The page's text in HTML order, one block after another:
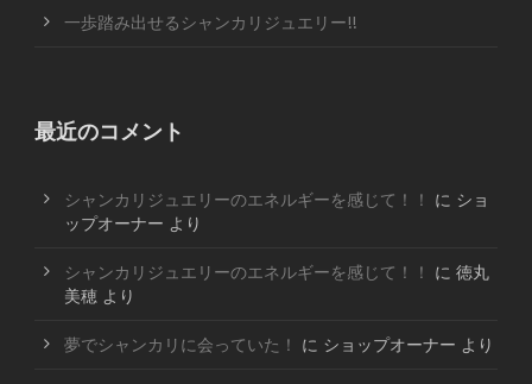
一歩踏み出せるシャンカリジュエリー!!
最近のコメント
シャンカリジュエリーのエネルギーを感じて！！ に ショ
ップオーナー より
シャンカリジュエリーのエネルギーを感じて！！ に 徳丸
美穂 より
夢でシャンカリに会っていた！ に ショップオーナー より